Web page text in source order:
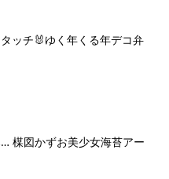
ッチ🐰ゆく年くる年デコ弁
楳図かずお美少女海苔アー